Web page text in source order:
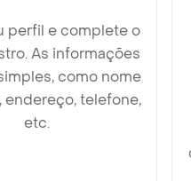
perfil e complete o
As informações
como nome
endereço, telefone,
etc.